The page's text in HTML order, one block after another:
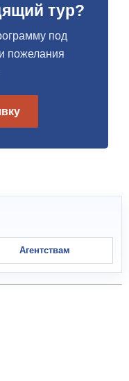
тур?
под
пожелания
Агентствам